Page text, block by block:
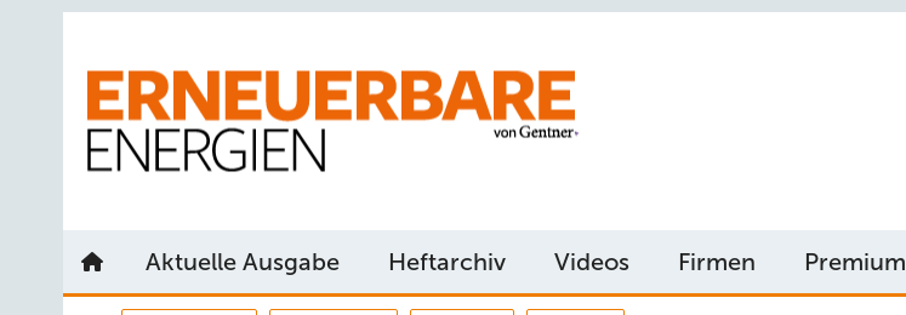
Aktuelle Ausgabe Heftarchiv Videos Firmen Premium